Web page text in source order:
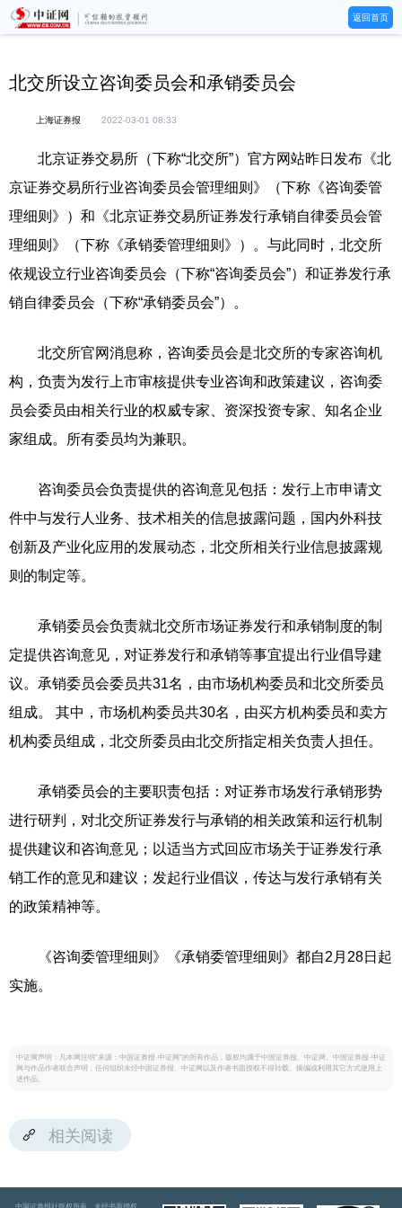
返回首页
北交所设立咨询委员会和承销委员会
上海证券报 2022-03-01 08:33
北京证券交易所（下称“北交所”）官方网站昨日发布《北
京证券交易所行业咨询委员会管理细则》（下称《咨询委管
理细则》）和《北京证券交易所证券发行承销自律委员会管
理细则》（下称《承销委管理细则》）。与此同时，北交所
依规设立行业咨询委员会（下称“咨询委员会”）和证券发行承
销自律委员会（下称“承销委员会”）。
北交所官网消息称，咨询委员会是北交所的专家咨询机
构，负责为发行上市审核提供专业咨询和政策建议，咨询委
员会委员由相关行业的权威专家、资深投资专家、知名企业
家组成。所有委员均为兼职。
咨询委员会负责提供的咨询意见包括：发行上市申请文
件中与发行人业务、技术相关的信息披露问题，国内外科技
创新及产业化应用的发展动态，北交所相关行业信息披露规
则的制定等。
承销委员会负责就北交所市场证券发行和承销制度的制
定提供咨询意见，对证券发行和承销等事宜提出行业倡导建
议。承销委员会委员共31名，由市场机构委员和北交所委员
组成。 其中，市场机构委员共30名，由买方机构委员和卖方
机构委员组成，北交所委员由北交所指定相关负责人担任。
承销委员会的主要职责包括：对证券市场发行承销形势
进行研判，对北交所证券发行与承销的相关政策和运行机制
提供建议和咨询意见；以适当方式回应市场关于证券发行承
销工作的意见和建议；发起行业倡议，传达与发行承销有关
的政策精神等。
《咨询委管理细则》《承销委管理细则》都自2月28日起
实施。
中证网声明：凡本网注明“来源：中国证券报·中证网”的所有作品，版权均属于中国证券报、中证网。中国证券报·中证
网与作品作者联合声明，任何组织未经中国证券报、中证网以及作者书面授权不得转载、摘编或利用其它方式使用上
述作品。
相关阅读